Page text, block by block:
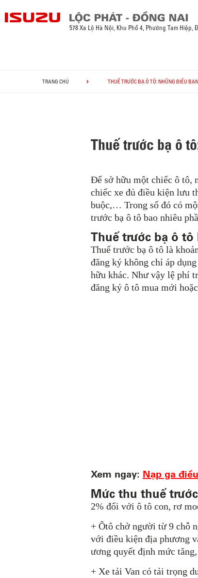
578 Xa Lộ Hà Nội, Khu Phố 4, Phường Tam Hiệp,
TRANG CHỦ THUẾ TRƯỚC BẠ Ô TÔ: NHỮNG ĐIỀU
Thuế trước bạ ô
Để sở hữu một chiếc ô tô,
chiếc xe đủ điều kiện lưu
buộc,… Trong số đó có
trước bạ ô tô bao nhiêu
Thuế trước bạ ô tô
Thuế trước bạ ô tô là
đăng ký không chỉ áp
hữu khác. Như vậy lệ phí
đăng ký ô tô mua mới
Xem ngay: Nạp ga
Mức thu thuế
2% đối với ô tô con, rơ
+ Ôtô chở người từ 9 chỗ
với điều kiện địa phương
ương quyết định mức
+ Xe tải Van có tải trọng